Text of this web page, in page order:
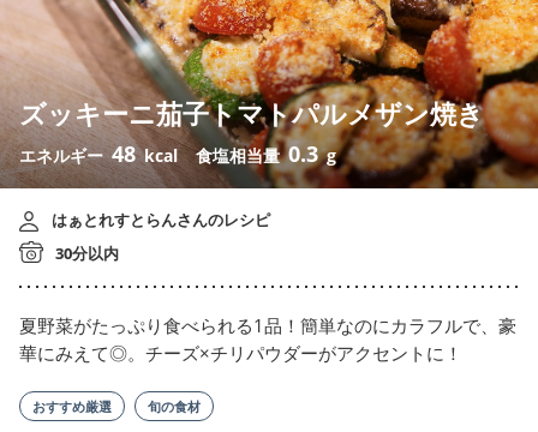
ズッキーニ茄子トマトパルメザン焼き
エネルギー48 kcal 食塩相当量0.3 g
はぁとれすとらんさんのレシピ
30分以内
夏野菜がたっぷり食べられる1品！簡単なのにカラフルで、豪
華にみえて◎。チーズ×チリパウダーがアクセントに！
おすすめ厳選 旬の食材